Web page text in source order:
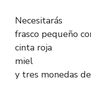
Necesitarás
frasco pequeño
cinta roja
miel
y tres monedas